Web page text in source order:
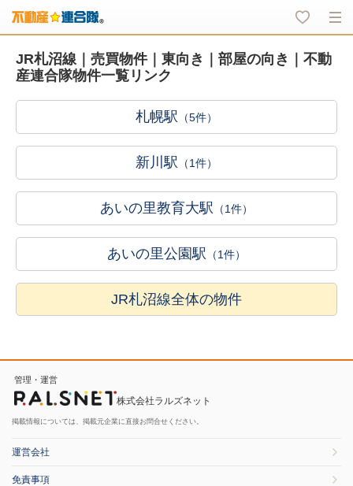
JR札沼線｜売買物件｜東向き｜部屋の向き｜不動
産連合隊物件一覧リンク
札幌駅 （5件）
新川駅 （1件）
あいの里教育大駅 （1件）
あいの里公園駅 （1件）
JR札沼線全体の物件
管理・運営
株式会社ラルズネット
掲載情報については、掲載元企業に直接お問合せください。
運営会社
免責事項